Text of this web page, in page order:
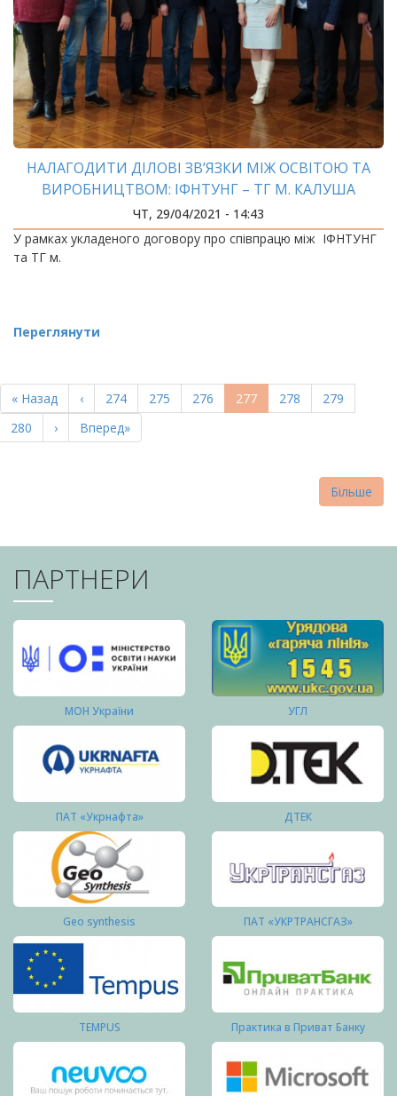
НАЛАГОДИТИ ДІЛОВІ ЗВ’ЯЗКИ МІЖ ОСВІТОЮ ТА
ВИРОБНИЦТВОМ: ІФНТУНГ – ТГ М. КАЛУША
ЧТ, 29/04/2021 - 14:43
У рамках укладеного договору про співпрацю між ІФНТУНГ
та ТГ м.
Переглянути
НА
СТОРІНКИ
Перша
сторінка
« Назад
Попередня
сторінка
‹ Page
274 Page
275 Page
276
Поточна
сторінка
277 Page
278 Page
279
Page
280
Наступна
сторінка
›
Остання
сторінка
Вперед»
Більше
ПАРТНЕРИ
МОН України УГЛ
ПАТ «Укрнафта» ДТЕК
Geo synthesis ПАТ «УКРТРАНСГАЗ»
TEMPUS Практика в Приват Банку